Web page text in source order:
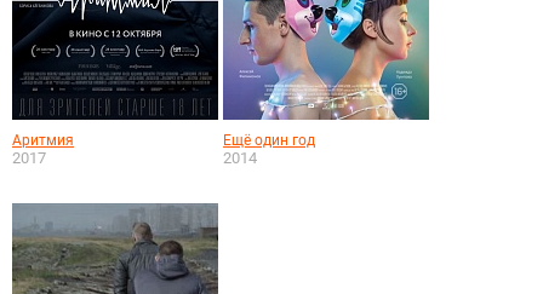
Аритмия
2017
Ещё один год
2014